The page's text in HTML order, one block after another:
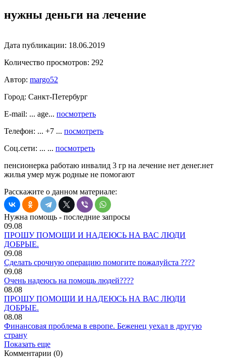
нужны деньги на лечение
Дата публикации: 18.06.2019
Количество просмотров: 292
Автор: margo52
Город: Санкт-Петербург
E-mail: ... age... посмотреть
Телефон: ... +7 ... посмотреть
Соц.сети: ... ... посмотреть
пенсионерка работаю инвалид 3 гр на лечение нет денег.нет
жилья умер муж родные не помогают
Расскажите о данном материале:
Нужна помощь - последние запросы
09.08
ПРОШУ ПОМОЩИ И НАДЕЮСЬ НА ВАС ЛЮДИ
ДОБРЫЕ.
09.08
Сделать срочную операцию помогите пожалуйста ????
09.08
Очень надеюсь на помощь людей????
08.08
ПРОШУ ПОМОЩИ И НАДЕЮСЬ НА ВАС ЛЮДИ
ДОБРЫЕ.
08.08
Финансовая проблема в европе. Беженец уехал в другую
страну
Показать еще
Комментарии (0)